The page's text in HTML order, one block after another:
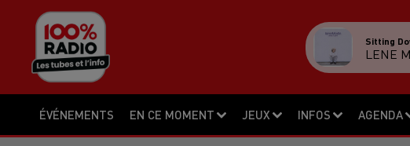
ÉVÉNEMENTS EN CE MOMENT JEUX INFOS AGENDA
Sitting
LENE